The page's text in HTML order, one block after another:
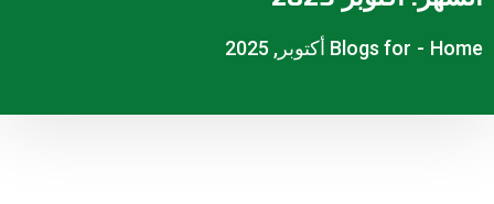
Home
- Blogs for أكتوبر, 2025